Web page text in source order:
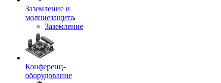
Заземление и
молниезащита
Заземление
Конференц-
оборудование